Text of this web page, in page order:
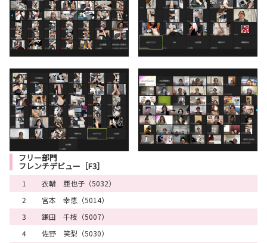
フリー部門
フレンチデビュー［F3］
1
衣輪 亜也子（5032）
2
宮本 幸恵（5014）
3
鎌田 千枝（5007）
4
佐野 笑梨（5030）